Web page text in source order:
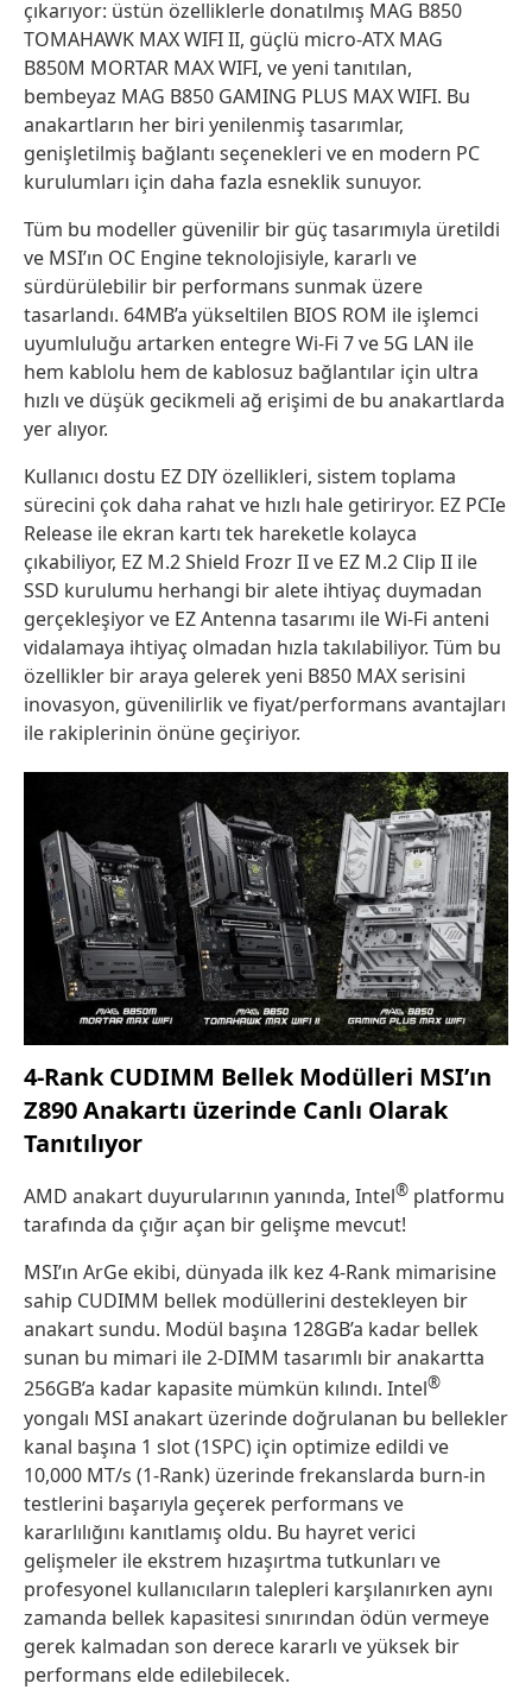
çıkarıyor: üstün özelliklerle donatılmış MAG B850
TOMAHAWK MAX WIFI II, güçlü micro-ATX MAG
B850M MORTAR MAX WIFI, ve yeni tanıtılan,
bembeyaz MAG B850 GAMING PLUS MAX WIFI. Bu
anakartların her biri yenilenmiş tasarımlar,
genişletilmiş bağlantı seçenekleri ve en modern PC
kurulumları için daha fazla esneklik sunuyor.
Tüm bu modeller güvenilir bir güç tasarımıyla üretildi
ve MSI’ın OC Engine teknolojisiyle, kararlı ve
sürdürülebilir bir performans sunmak üzere
tasarlandı. 64MB’a yükseltilen BIOS ROM ile işlemci
uyumluluğu artarken entegre Wi-Fi 7 ve 5G LAN ile
hem kablolu hem de kablosuz bağlantılar için ultra
hızlı ve düşük gecikmeli ağ erişimi de bu anakartlarda
yer alıyor.
Kullanıcı dostu EZ DIY özellikleri, sistem toplama
sürecini çok daha rahat ve hızlı hale getiriryor. EZ PCIe
Release ile ekran kartı tek hareketle kolayca
çıkabiliyor, EZ M.2 Shield Frozr II ve EZ M.2 Clip II ile
SSD kurulumu herhangi bir alete ihtiyaç duymadan
gerçekleşiyor ve EZ Antenna tasarımı ile Wi-Fi anteni
vidalamaya ihtiyaç olmadan hızla takılabiliyor. Tüm bu
özellikler bir araya gelerek yeni B850 MAX serisini
inovasyon, güvenilirlik ve fiyat/performans avantajları
ile rakiplerinin önüne geçiriyor.
4-Rank CUDIMM Bellek Modülleri MSI’ın
Z890 Anakartı üzerinde Canlı Olarak
Tanıtılıyor
AMD anakart duyurularının yanında, Intel® platformu
tarafında da çığır açan bir gelişme mevcut!
MSI’ın ArGe ekibi, dünyada ilk kez 4-Rank mimarisine
sahip CUDIMM bellek modüllerini destekleyen bir
anakart sundu. Modül başına 128GB’a kadar bellek
sunan bu mimari ile 2-DIMM tasarımlı bir anakartta
256GB’a kadar kapasite mümkün kılındı. Intel®
yongalı MSI anakart üzerinde doğrulanan bu bellekler
kanal başına 1 slot (1SPC) için optimize edildi ve
10,000 MT/s (1-Rank) üzerinde frekanslarda burn-in
testlerini başarıyla geçerek performans ve
kararlılığını kanıtlamış oldu. Bu hayret verici
gelişmeler ile ekstrem hızaşırtma tutkunları ve
profesyonel kullanıcıların talepleri karşılanırken aynı
zamanda bellek kapasitesi sınırından ödün vermeye
gerek kalmadan son derece kararlı ve yüksek bir
performans elde edilebilecek.